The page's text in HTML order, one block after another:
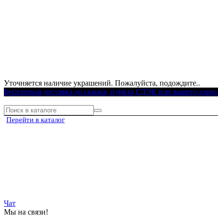
Уточняется наличие украшений. Пожалуйста, подождите..
Бесплатная доставка до салона, пункта СДЭК или вашего
Перейти в каталог
Чат
Мы на связи!